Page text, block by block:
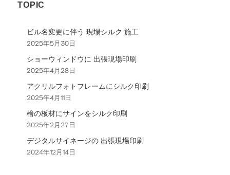
ー
シ
ョ
ン
TOPIC
ビル名変更に伴う 現場シルク 施工
2025年5月30日
ショーウィンドウに 出張現場印刷
2025年4月28日
アクリルフォトフレームにシルク印刷
2025年4月11日
檜の板材にサインをシルク印刷
2025年2月27日
デジタルサイネージの 出張現場印刷
2024年12月14日